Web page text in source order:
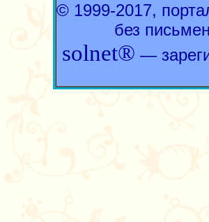
© 1999-2017,
без
solnet® —